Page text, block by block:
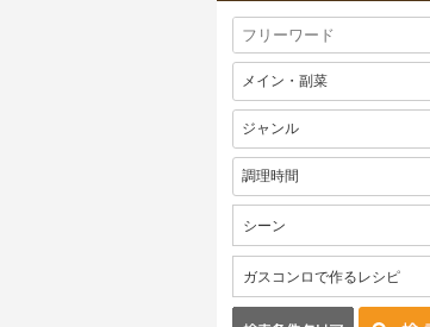
シーン
ガスコンロで作るレシピ